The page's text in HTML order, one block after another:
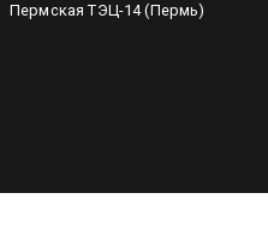
Пермская ТЭЦ-14 (Пермь)